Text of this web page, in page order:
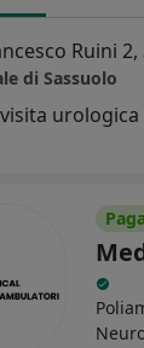
Ruini
di Sassuolo
urologica